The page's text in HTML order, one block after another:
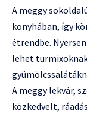
A meggy
konyhában, így
étrendbe.
lehet
A meggy lekvár,
közkedvelt,